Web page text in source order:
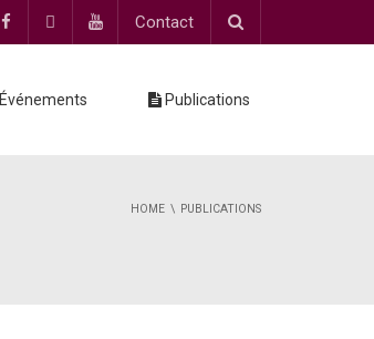
Contact
Événements Publications
HOME PUBLICATIONS